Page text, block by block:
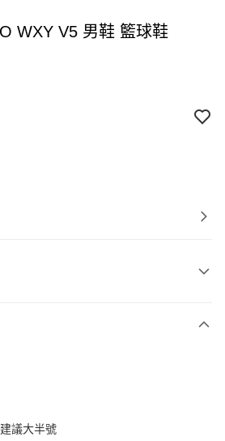
WXY V5 男鞋 籃球鞋
議大半號